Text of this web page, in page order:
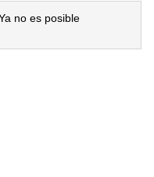
no es posible